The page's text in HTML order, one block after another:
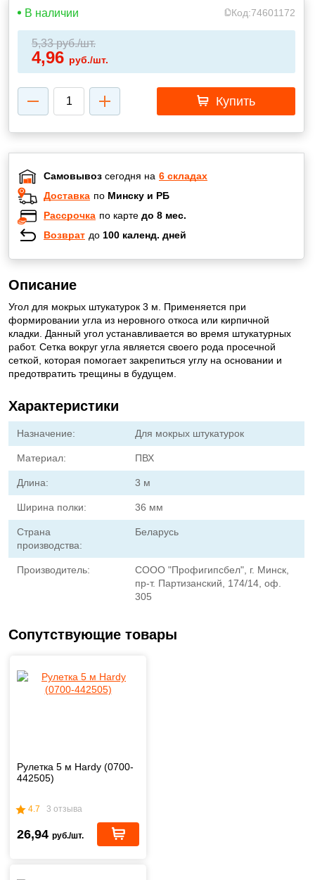
В наличии Код:74601172
5,33руб./шт.
4,96 руб./шт.
Купить
Самовывоз сегодня на 6 складах
Доставка по Минску и РБ
Рассрочка по карте до 8 мес.
Возврат до 100 календ. дней
Описание
Угол для мокрых штукатурок 3 м. Применяется при
формировании угла из неровного откоса или кирпичной
кладки. Данный угол устанавливается во время штукатурных
работ. Сетка вокруг угла является своего рода просечной
сеткой, которая помогает закрепиться углу на основании и
предотвратить трещины в будущем.
Характеристики
Назначение: Для мокрых штукатурок
Материал: ПВХ
Длина: 3 м
Ширина полки: 36 мм
Страна
производства:
Беларусь
Производитель:
СООО "Профигипсбел", г. Минск,
пр-т. Партизанский, 174/14, оф.
305
Сопутствующие товары
Рулетка 5 м Hardy (0700-
442505)
4.7 3 отзыва
26,94 руб./шт.